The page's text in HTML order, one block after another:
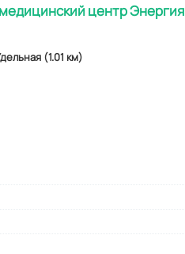
центр Энергия
(1.01 км)